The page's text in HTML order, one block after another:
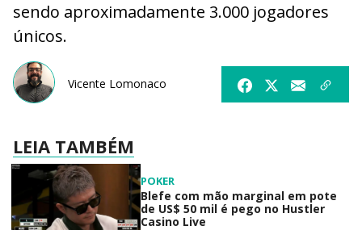
sendo aproximadamente 3.000 jogadores
únicos.
Vicente Lomonaco
LEIA TAMBÉM
POKER
Blefe com mão marginal em pote
de US$ 50 mil é pego no Hustler
Casino Live